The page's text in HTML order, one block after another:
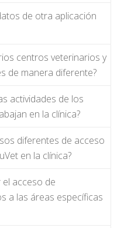
de otra aplicación
centros veterinarios y
de manera diferente?
actividades de los
en la clínica?
diferentes de acceso
en la clínica?
acceso de
a las áreas específicas